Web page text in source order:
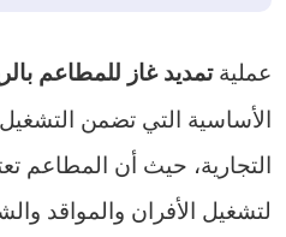
عمليةتمديد غاز للمطاعم
الأساسية التي تضمن
التجارية، حيث أن المطاعم
لتشغيل الأفران والمواقد